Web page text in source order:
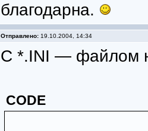
благодарна.
Отправлено:19.10.2004, 14:34
С *.INI — файлом
CODE